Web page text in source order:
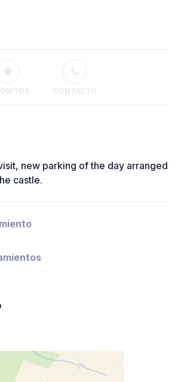
CONTACTO
new parking of the day arranged
castle.